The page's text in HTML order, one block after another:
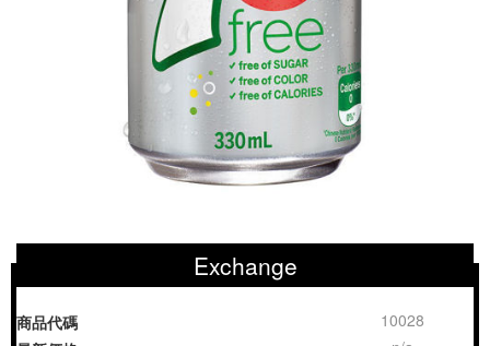
Exchange
商品代碼
10028